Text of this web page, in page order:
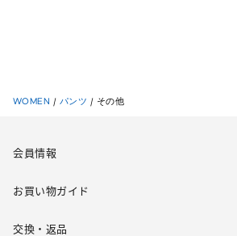
WOMEN / パンツ / その他
会員情報
お買い物ガイド
交換・返品